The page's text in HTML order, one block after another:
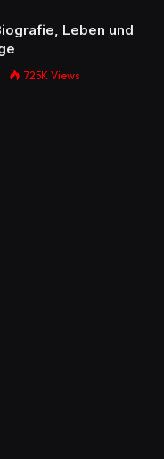
Leben und
725K Views